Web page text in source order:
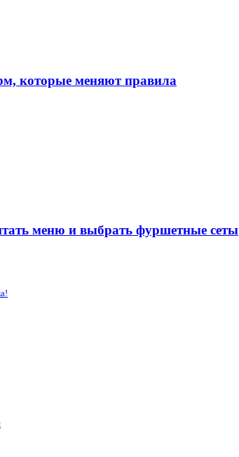
которые меняют правила
меню и выбрать фуршетные сеты